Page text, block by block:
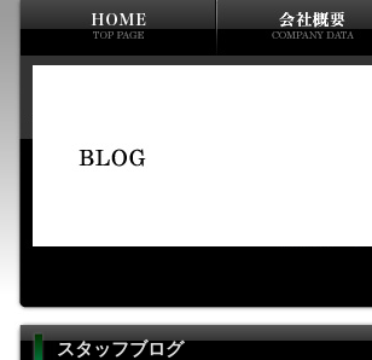
スタッフブログ